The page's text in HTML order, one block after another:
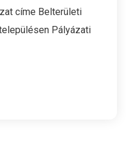
címe Belterületi
Pályázati